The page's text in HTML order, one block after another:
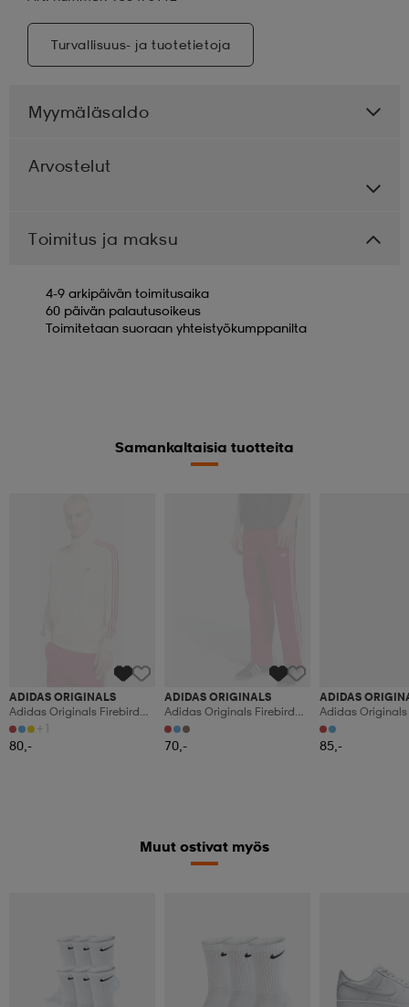
Turvallisuus- ja tuotetietoja
Myymäläsaldo
Arvostelut
Toimitus ja maksu
4-9 arkipäivän toimitusaika
60 päivän palautusoikeus
Toimitetaan suoraan yhteistyökumppanilta
Samankaltaisia tuotteita
ADIDAS ORIGINALS
Adidas Originals Firebird
Träningsjacka
+1
80,-
ADIDAS ORIGINALS
Adidas Originals Firebird
Träningsbyxor
70,-
ADIDAS
Adidas
Drop Needle
85,-
Muut ostivat myös